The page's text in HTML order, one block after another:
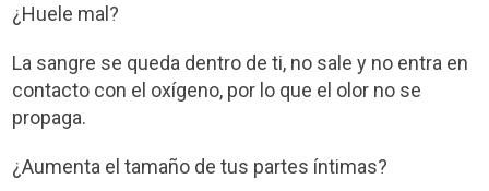
¿Huele mal?
La sangre se queda dentro de ti, no sale y no entra en
contacto con el oxígeno, por lo que el olor no se
propaga.
¿Aumenta el tamaño de tus partes íntimas?